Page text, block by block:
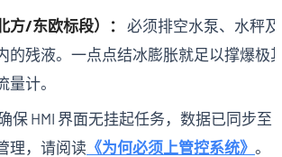
方/东欧标段）：
必须排空水泵、水秤及
的残液。一点点结冰膨胀就足以撑爆极
量计。
保 HMI 界面无挂起任务，数据已同步至
理，请阅读 《为何必须上管控系统》 。